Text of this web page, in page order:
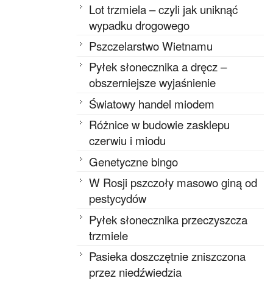
Lot trzmiela – czyli jak uniknąć
wypadku drogowego
Pszczelarstwo Wietnamu
Pyłek słonecznika a dręcz –
obszerniejsze wyjaśnienie
Światowy handel miodem
Różnice w budowie zasklepu
czerwiu i miodu
Genetyczne bingo
W Rosji pszczoły masowo giną od
pestycydów
Pyłek słonecznika przeczyszcza
trzmiele
Pasieka doszczętnie zniszczona
przez niedźwiedzia